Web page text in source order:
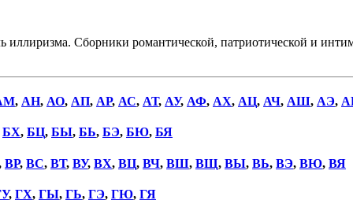
Сборники романтической, патриотической и
, АН, АО, АП, АР, АС, АТ, АУ, АФ, АХ, АЦ, АЧ, АШ, АЭ,
БХ, БЦ, БЫ, БЬ, БЭ, БЮ, БЯ
ВР, ВС, ВТ, ВУ, ВХ, ВЦ, ВЧ, ВШ, ВЩ, ВЫ, ВЬ, ВЭ, ВЮ, ВЯ
, ГХ, ГЫ, ГЬ, ГЭ, ГЮ, ГЯ